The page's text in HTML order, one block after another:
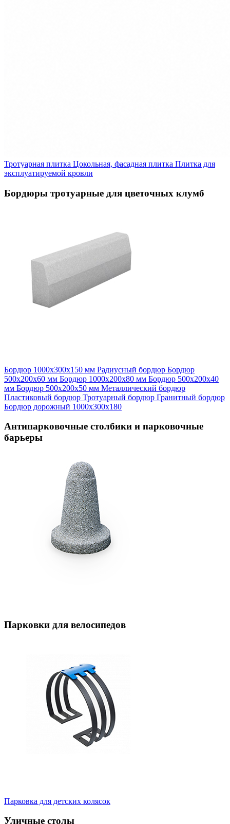
Тротуарная плитка Цокольная, фасадная плитка Плитка для
эксплуатируемой кровли
Бордюры тротуарные для цветочных клумб
Бордюр 1000х300х150 мм Радиусный бордюр Бордюр
500х200х60 мм Бордюр 1000х200х80 мм Бордюр 500х200х40
мм Бордюр 500х200х50 мм Металлический бордюр
Пластиковый бордюр Тротуарный бордюр Гранитный бордюр
Бордюр дорожный 1000х300х180
Антипарковочные столбики и парковочные
барьеры
Парковки для велосипедов
Парковка для детских колясок
Уличные столы